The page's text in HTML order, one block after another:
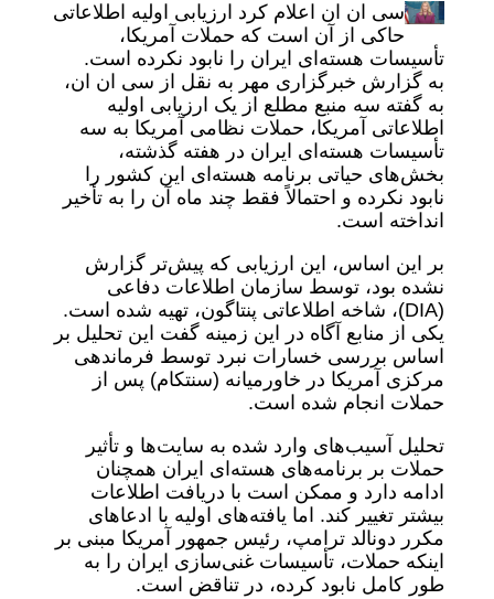
سی ان ان اعلام کرد ارزیابی اولیه اطلاعاتی
حاکی از آن است که حملات آمریکا،
تأسیسات هسته‌ای ایران را نابود نکرده است.
به گزارش خبرگزاری مهر به نقل از سی ان ان،
به گفته سه منبع مطلع از یک ارزیابی اولیه
اطلاعاتی آمریکا، حملات نظامی آمریکا به سه
تأسیسات هسته‌ای ایران در هفته گذشته،
بخش‌های حیاتی برنامه هسته‌ای این کشور را
نابود نکرده و احتمالاً فقط چند ماه آن را به تأخیر
انداخته است.
بر این اساس، این ارزیابی که پیش‌تر گزارش
نشده بود، توسط سازمان اطلاعات دفاعی
(DIA)، شاخه اطلاعاتی پنتاگون، تهیه شده است.
یکی از منابع آگاه در این زمینه گفت این تحلیل بر
اساس بررسی خسارات نبرد توسط فرماندهی
مرکزی آمریکا در خاورمیانه (سنتکام) پس از
حملات انجام شده است.
تحلیل آسیب‌های وارد شده به سایت‌ها و تأثیر
حملات بر برنامه‌های هسته‌ای ایران همچنان
ادامه دارد و ممکن است با دریافت اطلاعات
بیشتر تغییر کند. اما یافته‌های اولیه با ادعاهای
مکرر دونالد ترامپ، رئیس جمهور آمریکا مبنی بر
اینکه حملات، تأسیسات غنی‌سازی ایران را به
طور کامل نابود کرده، در تناقض است.